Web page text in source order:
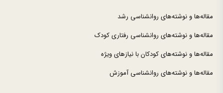
مقاله‌ها و نوشته‌های روانشناسی رشد
مقاله‌ها و نوشته‌های روانشناسی رفتاری کودک
مقاله‌ها و نوشته‌های کودکان با نیازهای ویژه
مقاله‌ها و نوشته‌های روانشناسی آموزش